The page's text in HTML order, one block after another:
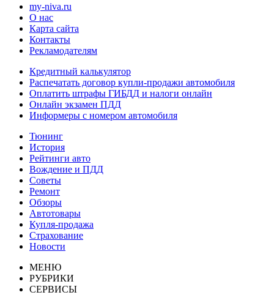
my-niva.ru
О нас
Карта сайта
Контакты
Рекламодателям
Кредитный калькулятор
Распечатать договор купли-продажи автомобиля
Оплатить штрафы ГИБДД и налоги онлайн
Онлайн экзамен ПДД
Информеры с номером автомобиля
Тюнинг
История
Рейтинги авто
Вождение и ПДД
Советы
Ремонт
Обзоры
Автотовары
Купля-продажа
Страхование
Новости
МЕНЮ
РУБРИКИ
СЕРВИСЫ